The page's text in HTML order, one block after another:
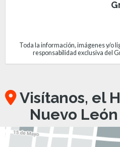
Toda la información, imágenes y/o
responsabilidad exclusiva del
Visítanos, el
Nuevo